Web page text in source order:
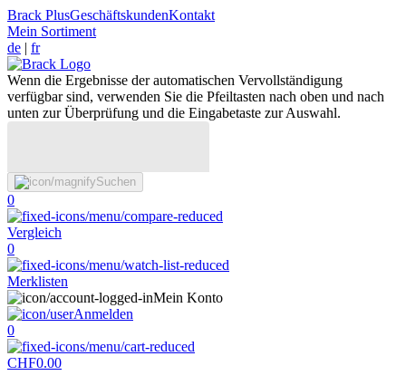
Brack PlusGeschäftskundenKontakt
Mein Sortiment
de | fr
Wenn die Ergebnisse der automatischen Vervollständigung
verfügbar sind, verwenden Sie die Pfeiltasten nach oben und nach
unten zur Überprüfung und die Eingabetaste zur Auswahl.
Suchen
0
Vergleich
0
Merklisten
Mein Konto
Anmelden
0
CHF0.00